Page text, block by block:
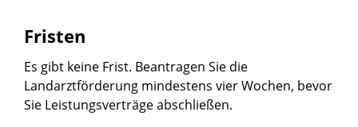
Fristen
Es gibt keine Frist. Beantragen Sie die
Landarztförderung mindestens vier Wochen, bevor
Sie Leistungsverträge abschließen.